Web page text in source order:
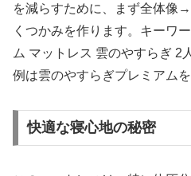
を減らすために、まず全体像
くつかみを作ります。キーワ
ム マットレス 雲のやすらぎ 2
例は雲のやすらぎプレミアム
快適な寝心地の秘密